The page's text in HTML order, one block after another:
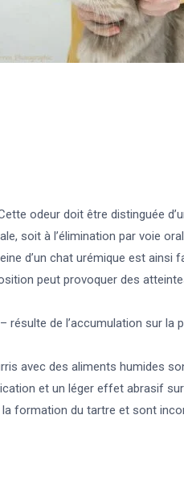
odeur doit être distinguée
soit à l’élimination par voie
d’un chat urémique est ainsi
peut provoquer des
de l’accumulation sur la
avec des aliments humides
et un léger effet abrasif
formation du tartre et sont